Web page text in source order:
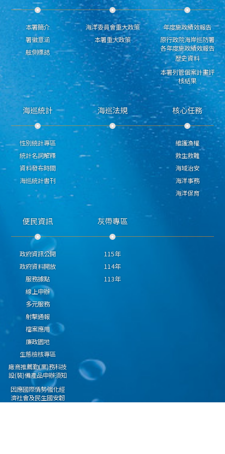
本署簡介
署徽意涵
舷側標誌
海洋委員會重大政策
本署重大政策
年度施政績效報告
原行政院海岸巡防署
各年度施政績效報告
歷史資料
本署列管個案計畫評
核結果
海巡統計
性別統計專區
統計名詞解釋
資料發布時間
海巡統計書刊
海巡法規 核心任務
維護漁權
救生救難
海域治安
海洋事務
海洋保育
便民資訊
政府資訊公開
政府資料開放
服務據點
線上申辦
多元服務
射擊通報
檔案應用
廉政園地
生態檢核專區
廠商推薦勤(業)務科技
設(裝)備產品申辦須知
因應國際情勢強化經
濟社會及民生國安韌
灰帶專區
115年
114年
113年